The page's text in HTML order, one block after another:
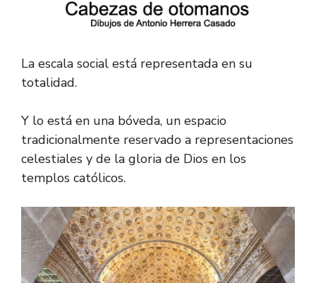
La escala social está representada en su
totalidad.
Y lo está en una bóveda, un espacio
tradicionalmente reservado a representaciones
celestiales y de la gloria de Dios en los
templos católicos.